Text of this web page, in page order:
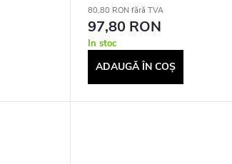
80,80 RON fără TVA
97,80 RON
In stoc
ADAUGĂ ÎN COŞ